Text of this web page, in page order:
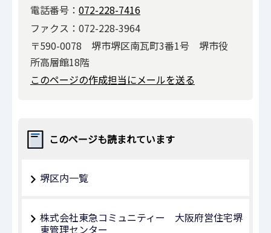
電話番号： 072-228-7416
ファクス：072-228-3964
〒590-0078 堺市堺区南瓦町3番1号 堺市役
所高層館18階
このページの作成担当にメールを送る
このページも読まれています
堺区内一覧
株式会社東急コミュニティー 大阪府営住宅堺
東管理センター